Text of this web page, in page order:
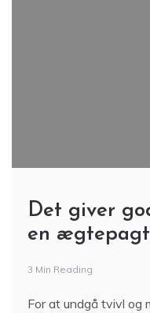
Det giver
en ægtepagt
3 Min Reading
For at undgå tvivl og